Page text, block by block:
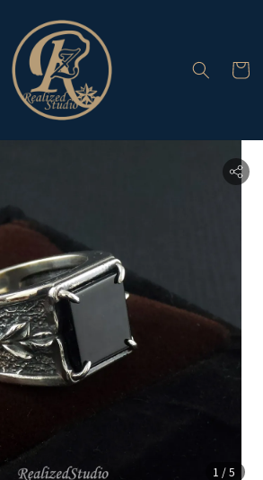
1 /5